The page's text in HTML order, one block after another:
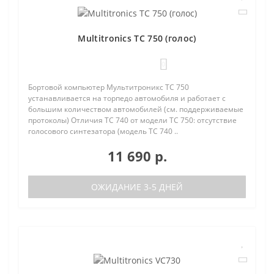
Multitronics TC 750 (голос)
Бортовой компьютер Мультитроникс TC 750
устанавливается на торпедо автомобиля и работает с
большим количеством автомобилей (см. поддерживаемые
протоколы) Отличия TC 740 от модели TC 750: отсутствие
голосового синтезатора (модель TC 740 ..
11 690 р.
ОЖИДАНИЕ 3-5 ДНЕЙ